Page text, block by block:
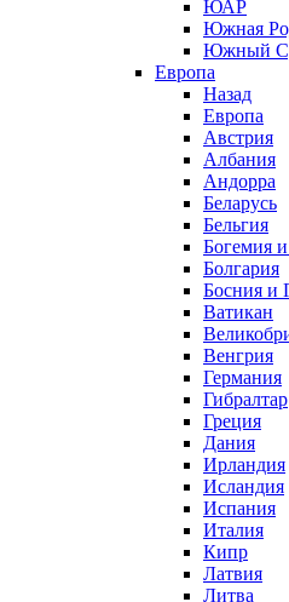
ЮАР
Южная
Южный
Европа
Назад
Европа
Австрия
Албания
Андорра
Беларусь
Бельгия
Богемия
Болгария
Босния и
Ватикан
Венгрия
Германия
Гибралтар
Греция
Дания
Ирландия
Исландия
Испания
Италия
Кипр
Латвия
Литва